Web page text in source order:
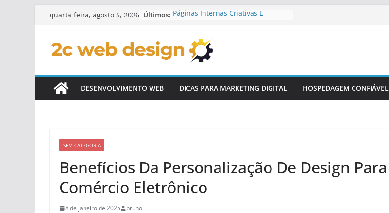
Pular
conteúdo
quarta-feira, agosto 5, 2026 Últimos: Páginas Internas Criativas E
Personalizado
Elementos Interativos Em Design
De Sites
Conteúdo Dinâmico Em Sites
Como Integrar Redes Sociais Em
Sites Customizados
DESENVOLVIMENTO WEB DICAS PARA MARKETING DIGITAL HOSPEDAGEM CONFIÁVEL
SEM CATEGORIA
Benefícios Da Personalização De Design Para
Comércio Eletrônico
8 de janeiro de 2025 bruno